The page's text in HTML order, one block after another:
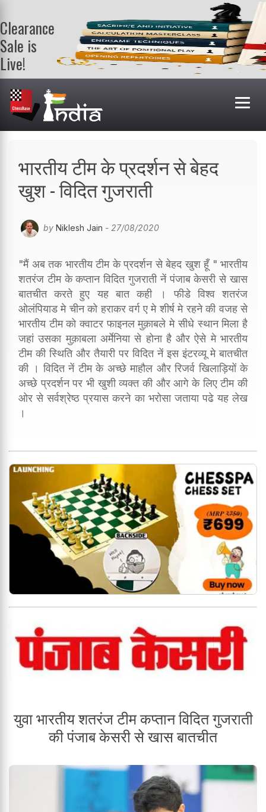
Clearance
Sale is
Live!
Get a FREE
book on
purchasing 2
or more
books. Valid
भारतीय टीम के प्रदर्शन से बेहद
खुश - विदित गुजराती
by Niklesh Jain - 27/08/2020
"मैं अब तक भारतीय टीम के प्रदर्शन से बेहद खुश हूँ " भारतीय
शतरंज टीम के कप्तान विदित गुजराती नें पंजाब केसरी से खास
बातचीत करते हुए यह बात कही । फीडे विश्व शतरंज
ओलंपियाड मे चीन को हराकर वर्ग ए मे शीर्ष मे रहने की वजह से
भारतीय टीम को क्वाटर फाइनल मुक़ाबले मे सीधे स्थान मिला है
जहां उसका मुक़ाबला अर्मेनिया से होना है और ऐसे मे भारतीय
टीम की स्थिति और तैयारी पर विदित नें इस इंटरव्यू मे बातचीत
की । विदित नें टीम के अच्छे माहौल और रिजर्व खिलाड़ियों के
अच्छे प्रदर्शन पर भी खुशी व्यक्त की और आगे के लिए टीम की
ओर से सर्वश्रेष्ठ प्रयास करने का भरोसा जताया पढे यह लेख
।
युवा भारतीय शतरंज टीम कप्तान विदित गुजराती
की पंजाब केसरी से खास बातचीत